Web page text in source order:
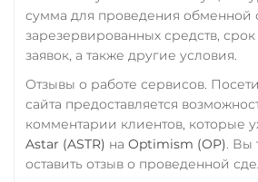
Sushi
Terra (LUNA)
Terra Classic (LUNC)
Tether (USDT)
ERC20 TRC20
BEP20
SOL
POL
CRONOS
OP
Сбербанк
RUB KZT QR RUB
СБП RUB
Счет ИП/ООО
UAH
Тинькофф
сумма для проведения обменной
зарезервированных средств,
заявок, а также другие условия.
Отзывы о работе сервисов.
сайта предоставляется
комментарии клиентов, которые
Astar (ASTR) на Optimism (OP). Вы
оставить отзыв о проведенной